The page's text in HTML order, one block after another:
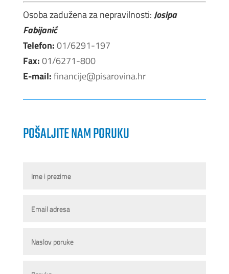
Osoba zadužena za nepravilnosti:Josipa
Fabijanić
Telefon:01/6291-197
Fax:01/6271-800
E-mail:financije@pisarovina.hr
POŠALJITE NAM PORUKU